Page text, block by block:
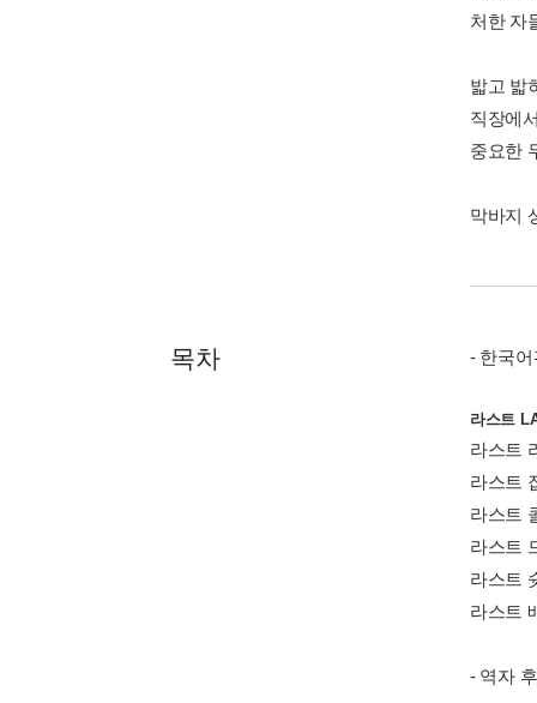
처한 자
밟고 밟
직장에
중요한
막바지
목차 - 한국
라스트
라스트
라스트
라스트
라스트
라스트
라스트
- 역자